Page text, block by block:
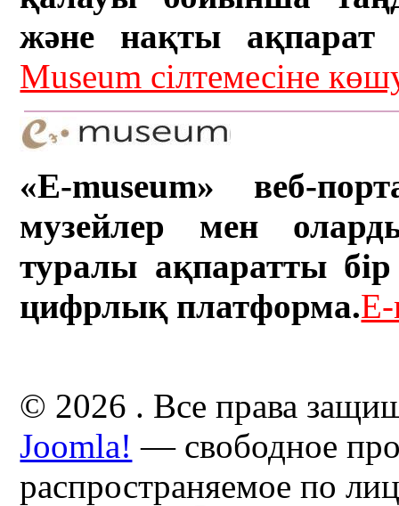
және нақты ақпарат
Museum сілтемесіне
«E-museum» веб-
музейлер мен
туралы ақпаратты бір
цифрлық платформа.
© 2026 . Все права
Joomla! — свободное
распространяемое по